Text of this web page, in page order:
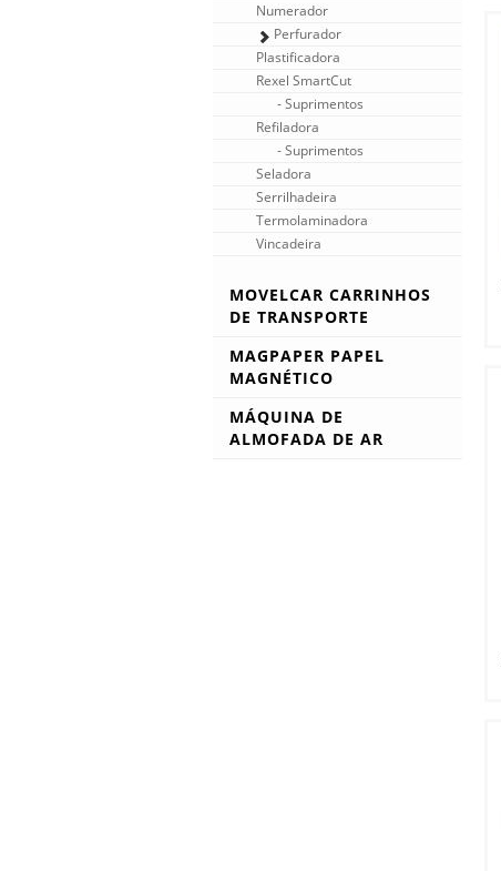
Numerador
Perfurador
Plastificadora
Rexel SmartCut
- Suprimentos
Refiladora
- Suprimentos
Seladora
Serrilhadeira
Termolaminadora
Vincadeira
MOVELCAR CARRINHOS
DE TRANSPORTE
Carrinho de Mão Dobrável
Carrinho e Escada
Carrinho Plataforma
MAGPAPER PAPEL
MAGNÉTICO
MÁQUINA DE
ALMOFADA DE AR